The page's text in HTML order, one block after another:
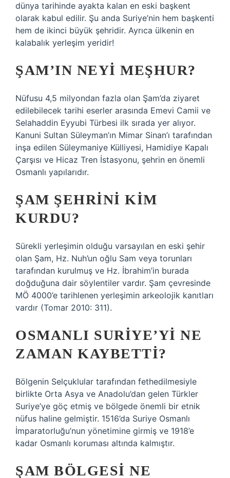
dünya tarihinde ayakta kalan en eski başkent
olarak kabul edilir. Şu anda Suriye’nin hem başkenti
hem de ikinci büyük şehridir. Ayrıca ülkenin en
kalabalık yerleşim yeridir!
ŞAM’IN NEYI MEŞHUR?
Nüfusu 4,5 milyondan fazla olan Şam’da ziyaret
edilebilecek tarihi eserler arasında Emevi Camii ve
Selahaddin Eyyubi Türbesi ilk sırada yer alıyor.
Kanuni Sultan Süleyman’ın Mimar Sinan’ı tarafından
inşa edilen Süleymaniye Külliyesi, Hamidiye Kapalı
Çarşısı ve Hicaz Tren İstasyonu, şehrin en önemli
Osmanlı yapılarıdır.
ŞAM ŞEHRINI KIM
KURDU?
Sürekli yerleşimin olduğu varsayılan en eski şehir
olan Şam, Hz. Nuh’un oğlu Sam veya torunları
tarafından kurulmuş ve Hz. İbrahim’in burada
doğduğuna dair söylentiler vardır. Şam çevresinde
MÖ 4000’e tarihlenen yerleşimin arkeolojik kanıtları
vardır (Tomar 2010: 311).
OSMANLI SURIYE’YI NE
ZAMAN KAYBETTI?
Bölgenin Selçuklular tarafından fethedilmesiyle
birlikte Orta Asya ve Anadolu’dan gelen Türkler
Suriye’ye göç etmiş ve bölgede önemli bir etnik
nüfus haline gelmiştir. 1516’da Suriye Osmanlı
İmparatorluğu’nun yönetimine girmiş ve 1918’e
kadar Osmanlı koruması altında kalmıştır.
ŞAM BÖLGESI NE